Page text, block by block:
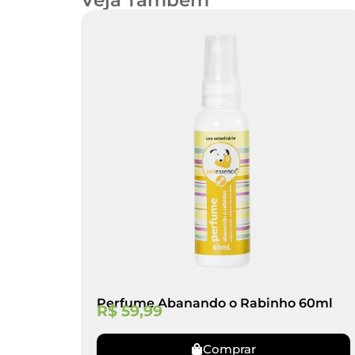
Perfume Abanando o Rabinho 60ml
R$59,99
Comprar